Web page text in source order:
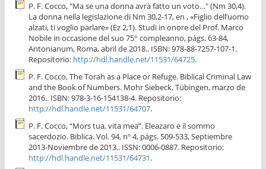
P. F. Cocco, "Ma se una donna avrà fatto un voto…" (Nm 30,4).
La donna nella legislazione di Nm 30,2-17, en , «Figlio dell’uomo
alzati, ti voglio parlare» (Ez 2,1). Studi in onore del Prof. Marco
Nobile in occasione del suo 75° compleanno, págs. 63-84,
Antonianum, Roma, abril de 2018.. ISBN: 978-88-7257-107-1.
Repositorio: http://hdl.handle.net/11531/64725.
P. F. Cocco, The Torah as a Place or Refuge. Biblical Criminal Law
and the Book of Numbers. Mohr Siebeck, Tübingen, marzo de
2016.. ISBN: 978-3-16-154138-4. Repositorio:
http://hdl.handle.net/11531/64707.
P. F. Cocco, “Mors tua, vita mea”. Eleazaro e il sommo
sacerdozio. Biblica. Vol. 94, nº 4, págs. 509-533, Septiembre
2013-Noviembre de 2013.. ISSN: 0006-0887. Repositorio:
http://hdl.handle.net/11531/64731.